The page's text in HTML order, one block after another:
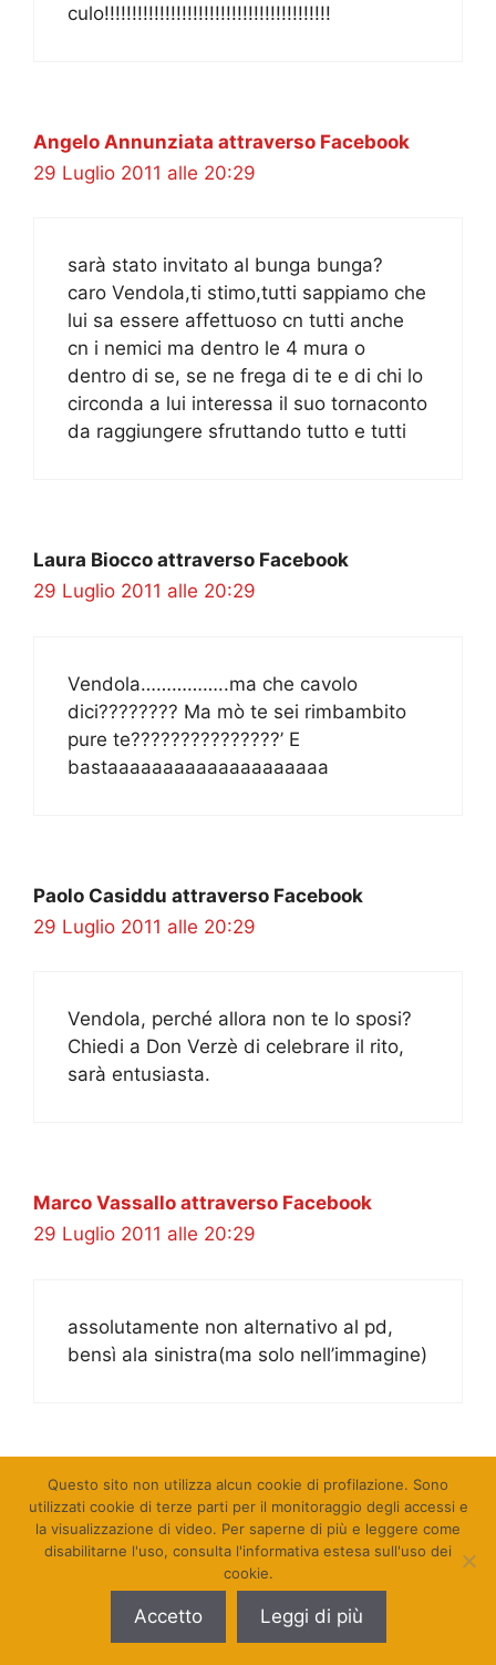
culo!!!!!!!!!!!!!!!!!!!!!!!!!!!!!!!!!!!!!!!!!
Angelo Annunziata attraverso Facebook
29 Luglio 2011 alle 20:29
sarà stato invitato al bunga bunga?
caro Vendola,ti stimo,tutti sappiamo che
lui sa essere affettuoso cn tutti anche
cn i nemici ma dentro le 4 mura o
dentro di se, se ne frega di te e di chi lo
circonda a lui interessa il suo tornaconto
da raggiungere sfruttando tutto e tutti
Laura Biocco attraverso Facebook
29 Luglio 2011 alle 20:29
Vendola……………..ma che cavolo
dici???????? Ma mò te sei rimbambito
pure te???????????????’ E
bastaaaaaaaaaaaaaaaaaaaa
Paolo Casiddu attraverso Facebook
29 Luglio 2011 alle 20:29
Vendola, perché allora non te lo sposi?
Chiedi a Don Verzè di celebrare il rito,
sarà entusiasta.
Marco Vassallo attraverso Facebook
29 Luglio 2011 alle 20:29
assolutamente non alternativo al pd,
bensì ala sinistra(ma solo nell’immagine)
Priscilla Binda attraverso Facebook
29 Luglio 2011 alle 20:29
Odiarlo no (nemmeno a sprecarsi). Ma
toglierselo dalle scatole, e dalla politca,
Questo sito non utilizza alcun cookie di profilazione. Sono
utilizzati cookie di terze parti per il monitoraggio degli accessi e
la visualizzazione di video. Per saperne di più e leggere come
disabilitarne l'uso, consulta l'informativa estesa sull'uso dei
cookie.
Accetto Leggi di più